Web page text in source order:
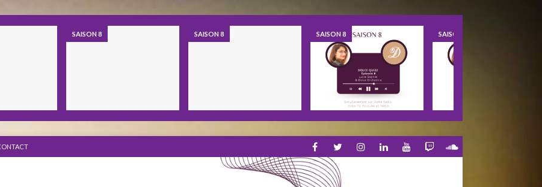
SAISON 8 SAISON 8 SAISON 8 SAISON 8